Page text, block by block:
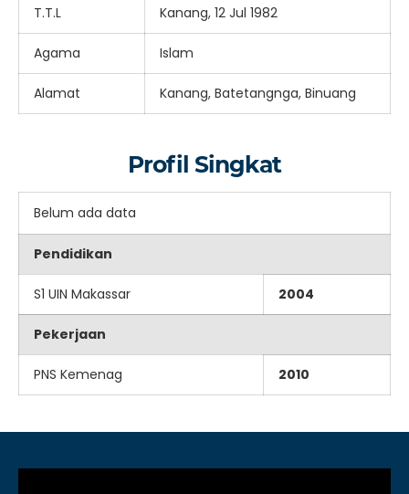
T.T.L Kanang, 12 Jul 1982
Agama Islam
Alamat Kanang, Batetangnga, Binuang
Profil Singkat
Belum ada data
Pendidikan
S1 UIN Makassar 2004
Pekerjaan
PNS Kemenag 2010